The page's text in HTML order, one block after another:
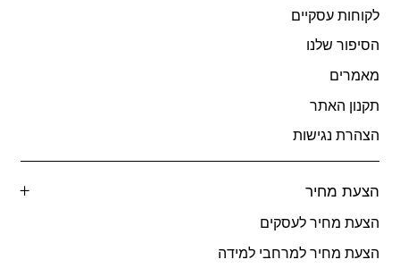
לקוחות עסקיים
הסיפור שלנו
מאמרים
תקנון האתר
הצהרת נגישות
הצעת מחיר
הצעת מחיר לעסקים
הצעת מחיר למרחבי למידה